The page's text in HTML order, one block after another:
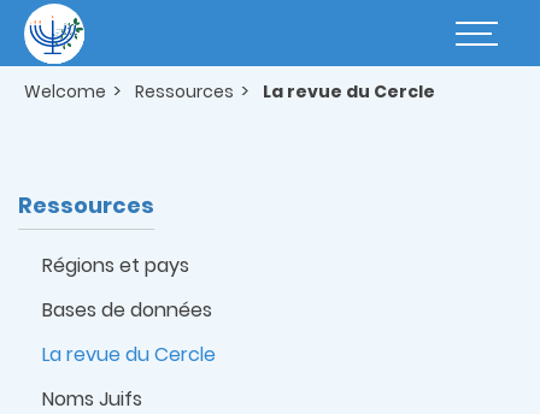
main
content
Basculer
Welcome Ressources La revue du Cercle
Ressources
Régions et pays
Bases de données
La revue du Cercle
Noms Juifs